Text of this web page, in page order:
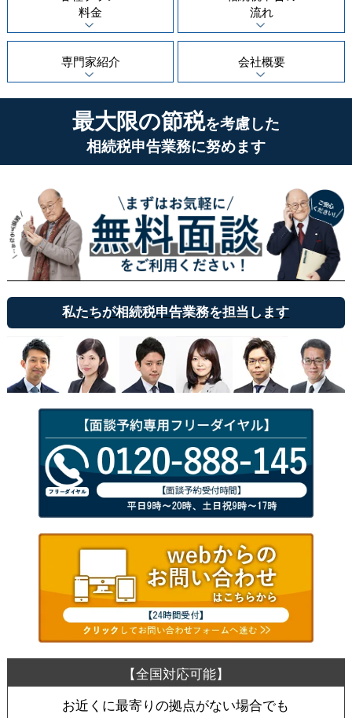
料金
流れ
専門家紹介 会社概要
最大限の節税を考慮した
相続税申告業務に努めます
私たちが相続税申告業務を担当します
お近くに最寄りの拠点がない場合でも